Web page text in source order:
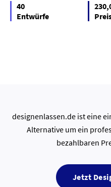
40
Entwürfe
designenlassen.de ist eine
Alternative um ein
bezahlbaren
Jetzt